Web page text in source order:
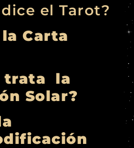
el Tarot?
Carta
trata la
Solar?